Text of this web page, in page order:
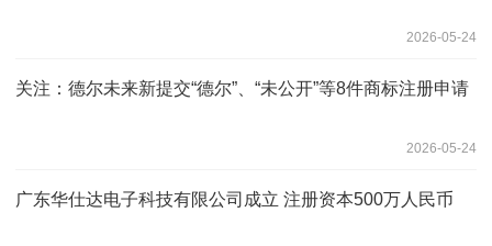
2026-05-24
关注：德尔未来新提交“德尔”、“未公开”等8件商标注册申请
2026-05-24
广东华仕达电子科技有限公司成立 注册资本500万人民币